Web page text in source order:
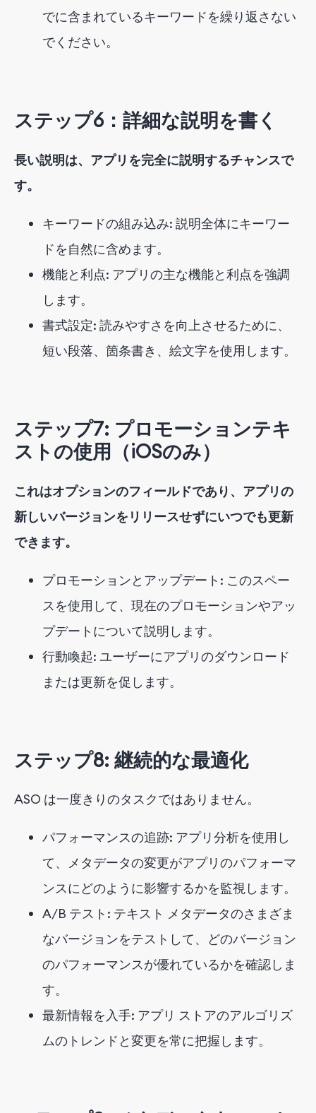
でに含まれているキーワードを繰り返さない
でください。
ステップ6：詳細な説明を書く
長い説明は、アプリを完全に説明するチャンスで
す。
キーワードの組み込み: 説明全体にキーワー
ドを自然に含めます。
機能と利点: アプリの主な機能と利点を強調
します。
書式設定: 読みやすさを向上させるために、
短い段落、箇条書き、絵文字を使用します。
ステップ7: プロモーションテキ
ストの使用（iOSのみ）
これはオプションのフィールドであり、アプリの
新しいバージョンをリリースせずにいつでも更新
できます。
プロモーションとアップデート: このスペー
スを使用して、現在のプロモーションやアッ
プデートについて説明します。
行動喚起: ユーザーにアプリのダウンロード
または更新を促します。
ステップ8: 継続的な最適化
ASO は一度きりのタスクではありません。
パフォーマンスの追跡: アプリ分析を使用し
て、メタデータの変更がアプリのパフォーマ
ンスにどのように影響するかを監視します。
A/B テスト: テキスト メタデータのさまざま
なバージョンをテストして、どのバージョン
のパフォーマンスが優れているかを確認しま
す。
最新情報を入手: アプリ ストアのアルゴリズ
ムのトレンドと変更を常に把握します。